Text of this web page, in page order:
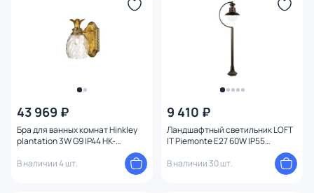
43 969 ₽
Бра для ванных комнат Hinkley
plantation 3W G9 IP44 HK-
В наличии 4 шт.
9 410 ₽
Ландшафтный светильник LOFT
IT Piemonte E27 60W IP55
В наличии 30 шт.
Конструкция